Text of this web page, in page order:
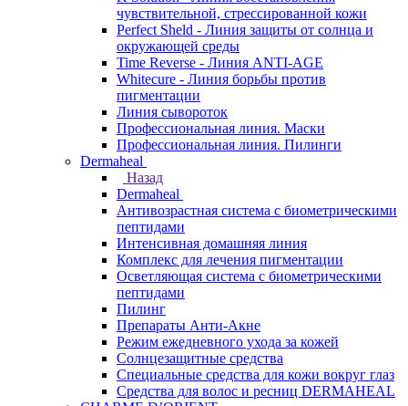
чувствительной, стрессированной кожи
Perfect Sheld - Линия защиты от солнца и
окружающей среды
Time Reverse - Линия ANTI-AGE
Whitecure - Линия борьбы против
пигментации
Линия сывороток
Профессиональная линия. Маски
Профессиональная линия. Пилинги
Dermaheal
Назад
Dermaheal
Антивозрастная система с биометрическими
пептидами
Интенсивная домашняя линия
Комплекс для лечения пигментации
Осветляющая система с биометрическими
пептидами
Пилинг
Препараты Анти-Акне
Режим ежедневного ухода за кожей
Солнцезащитные средства
Специальные средства для кожи вокруг глаз
Средства для волос и ресниц DERMAHEAL